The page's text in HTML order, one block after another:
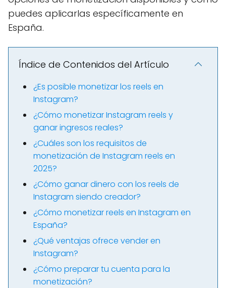
puedes aplicarlas específicamente en
España.
Índice de Contenidos del Artículo
¿Es posible monetizar los reels en
Instagram?
¿Cómo monetizar Instagram reels y
ganar ingresos reales?
¿Cuáles son los requisitos de
monetización de Instagram reels en
2025?
¿Cómo ganar dinero con los reels de
Instagram siendo creador?
¿Cómo monetizar reels en Instagram en
España?
¿Qué ventajas ofrece vender en
Instagram?
¿Cómo preparar tu cuenta para la
monetización?